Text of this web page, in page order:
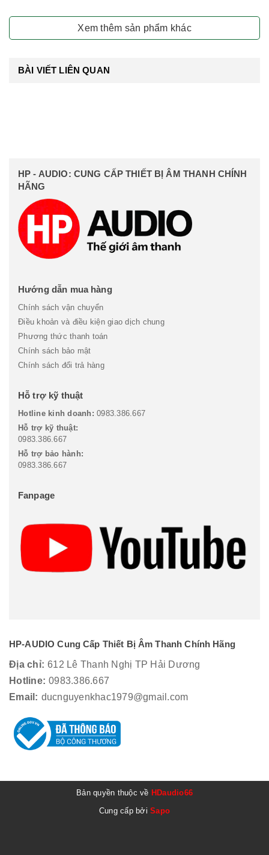
Xem thêm sản phẩm khác
BÀI VIẾT LIÊN QUAN
HP - AUDIO: CUNG CẤP THIẾT BỊ ÂM THANH CHÍNH
HÃNG
Hướng dẫn mua hàng
Chính sách vận chuyển
Điều khoản và điều kiện giao dịch chung
Phương thức thanh toán
Chính sách bảo mật
Chính sách đổi trả hàng
Hỗ trợ kỹ thuật
Hotline kinh doanh: 0983.386.667
Hỗ trợ kỹ thuật:
0983.386.667
Hỗ trợ bảo hành:
0983.386.667
Fanpage
HP-AUDIO Cung Cấp Thiết Bị Âm Thanh Chính Hãng
Địa chỉ: 612 Lê Thanh Nghị TP Hải Dương
Hotline: 0983.386.667
Email: ducnguyenkhac1979@gmail.com
Bản quyền thuộc về HDaudio66
Cung cấp bởiSapo